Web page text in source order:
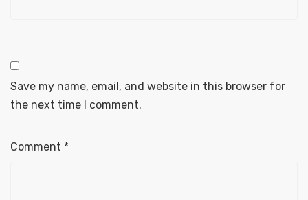
Save my name, email, and website in this browser for
the next time I comment.
Comment *